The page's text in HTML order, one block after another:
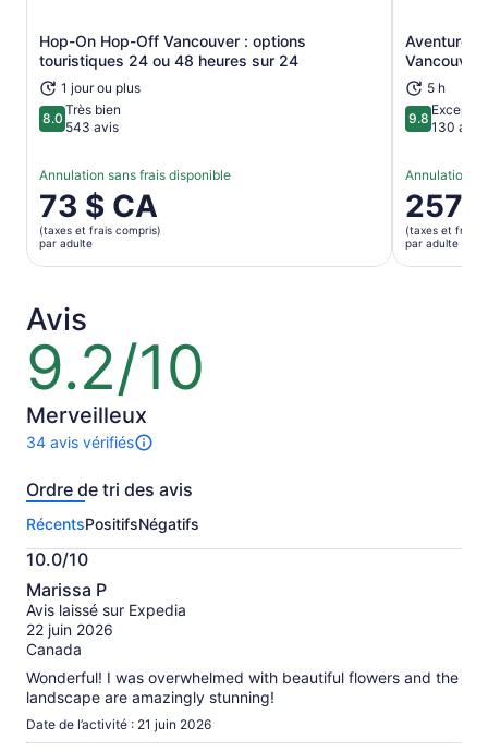
Hop-On Hop-Off Vancouver : options
touristiques 24 ou 48 heures sur 24
1 jour ou plus
8.08.0 sur 10
Très bien
543 avis
Annulation sans frais disponible
Le
prix
est
de 73 $ CA.
adulte
73 $ CA
(taxes et frais compris)
par adulte
S’ouvre dans un nouvel onglet
Aventure
5 h
9.89.8 sur 10
130 avis
Annulation
Le
prix
est
de 257 $
257
(taxes et frais
par adulte
Avis
9.2/10
9.2
sur
10
Merveilleux
34 avis vérifiés
Il
a
sur
cette
activité.
Plus
de
renseignements
sur
avis
vérifiés
Ordre de tri des avis
RécentsPositifsNégatifs
10.0/10
10.0
sur
10
Marissa P
Avis laissé sur Expedia
22 juin 2026
Canada
Wonderful! I was overwhelmed with beautiful flowers and the
landscape are amazingly stunning!
Date de l’activité : 21 juin 2026